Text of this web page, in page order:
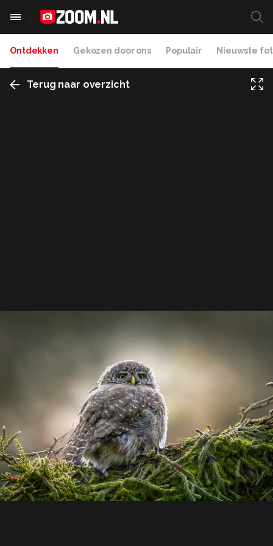
Ontdekken Gekozen door ons Populair Nieuwste
Terug naar overzicht